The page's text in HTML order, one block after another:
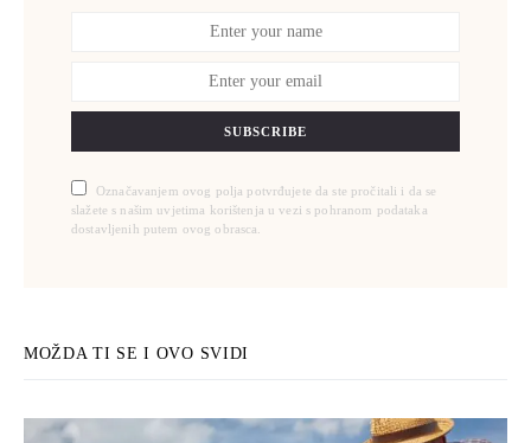
SUBSCRIBE
Označavanjem ovog polja potvrđujete da ste pročitali i da se
slažete s našim uvjetima korištenja u vezi s pohranom podataka
dostavljenih putem ovog obrasca.
MOŽDA TI SE I OVO SVIDI